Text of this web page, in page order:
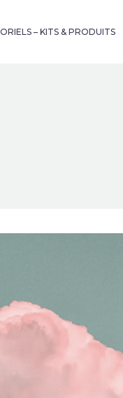
– KITS & PRODUITS